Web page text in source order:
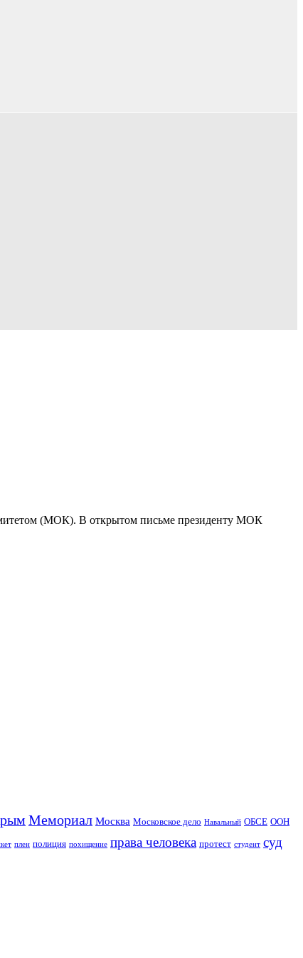
(МОК). В открытом письме президенту МОК
Мемориал Москва Московское дело Навальный ОБСЕ ООН
плен полиция похищение права человека протест студент суд